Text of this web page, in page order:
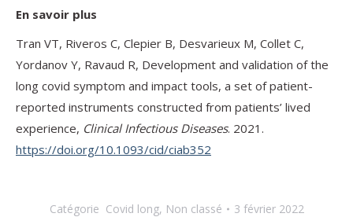
En savoir plus
Tran VT, Riveros C, Clepier B, Desvarieux M, Collet C,
Yordanov Y, Ravaud R, Development and validation of the
long covid symptom and impact tools, a set of patient-
reported instruments constructed from patients’ lived
experience, Clinical Infectious Diseases. 2021.
https://doi.org/10.1093/cid/ciab352
Catégorie Covid long, Non classé 3 février 2022